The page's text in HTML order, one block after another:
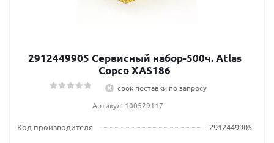
2912449905 Сервисный набор-500ч. Atlas
Сopco XAS186
срок поставки по запросу
Артикул: 100529117
Код производителя 2912449905